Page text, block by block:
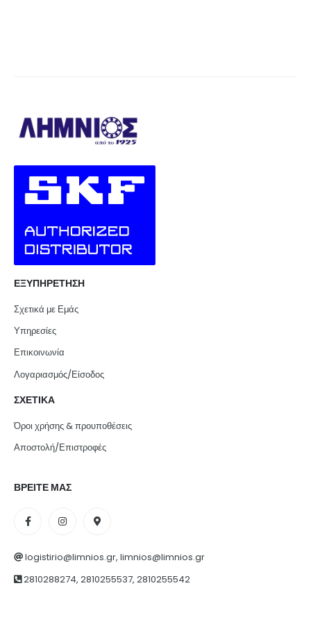
ΕΞΥΠΗΡΕΤΗΣΗ
Σχετικά με Εμάς
Υπηρεσίες
Επικοινωνία
Λογαριασμός/Είσοδος
ΣΧΕΤΙΚΑ
Όροι χρήσης & προυποθέσεις
Αποστολή/Επιστροφές
ΒΡΕΙΤΕ ΜΑΣ
logistirio@limnios.gr, limnios@limnios.gr
2810288274, 2810255537, 2810255542